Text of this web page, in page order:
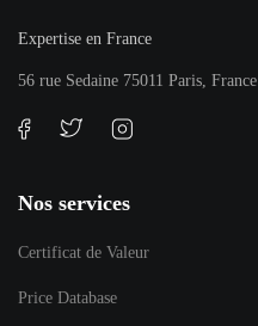
Expertise en France
56 rue Sedaine 75011 Paris, France
Nos services
Certificat de Valeur
Price Database